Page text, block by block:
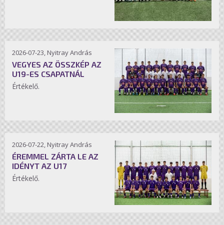
2026-07-23, Nyitray András
VEGYES AZ ÖSSZKÉP AZ
U19-ES CSAPATNÁL
Értékelő.
2026-07-22, Nyitray András
ÉREMMEL ZÁRTA LE AZ
IDÉNYT AZ U17
Értékelő.